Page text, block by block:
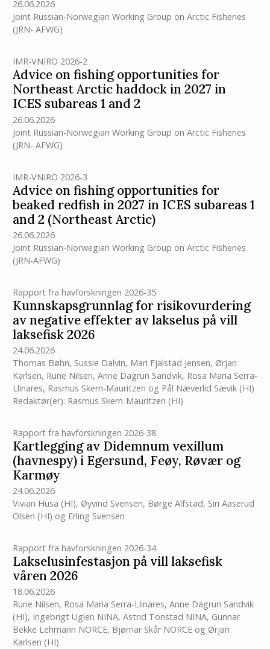
26.06.2026
Joint Russian-Norwegian Working Group on Arctic Fisheries
(JRN- AFWG)
IMR-VNIRO 2026-2
Advice on fishing opportunities for
Northeast Arctic haddock in 2027 in
ICES subareas 1 and 2
26.06.2026
Joint Russian-Norwegian Working Group on Arctic Fisheries
(JRN- AFWG)
IMR-VNIRO 2026-3
Advice on fishing opportunities for
beaked redfish in 2027 in ICES subareas 1
and 2 (Northeast Arctic)
26.06.2026
Joint Russian-Norwegian Working Group on Arctic Fisheries
(JRN-AFWG)
Rapport fra havforskningen 2026-35
Kunnskapsgrunnlag for risikovurdering
av negative effekter av lakselus på vill
laksefisk 2026
24.06.2026
Thomas Bøhn, Sussie Dalvin, Mari Fjalstad Jensen, Ørjan
Karlsen, Rune Nilsen, Anne Dagrun Sandvik, Rosa Maria Serra-
Llinares, Rasmus Skern-Mauritzen og Pål Næverlid Sævik(HI)
Redaktør(er): Rasmus Skern-Mauritzen (HI)
Rapport fra havforskningen 2026-38
Kartlegging av Didemnum vexillum
(havnespy) i Egersund, Feøy, Røvær og
Karmøy
24.06.2026
Vivian Husa (HI), Øyvind Svensen, Børge Alfstad, Siri Aaserud
Olsen (HI) og Erling Svensen
Rapport fra havforskningen 2026-34
Lakselusinfestasjon på vill laksefisk
våren 2026
18.06.2026
Rune Nilsen, Rosa Maria Serra-Llinares, Anne Dagrun Sandvik
(HI), Ingebrigt Uglen NINA, Astrid Tonstad NINA, Gunnar
Bekke Lehmann NORCE, Bjørnar Skår NORCEog Ørjan
Karlsen (HI)